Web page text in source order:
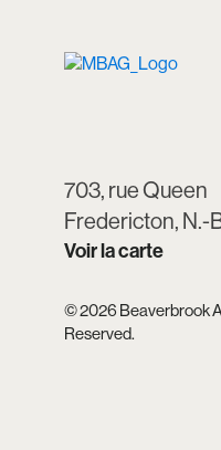
703, rue Queen
Fredericton, N.-
Voir la carte
© 2026 Beaverbrook
Reserved.